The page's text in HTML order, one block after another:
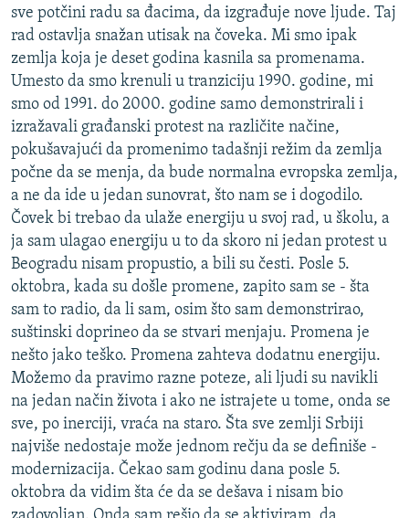
POST SCRIPTUM
MOJA EVROPA
TRI DECENIJE OD RATA U BIH
SVE KARTE DEJTONA
NASTANAK I RASPAD JUGOSLAVIJE
sve potčini radu sa đacima, da izgrađuje nove ljude. Taj
rad ostavlja snažan utisak na čoveka. Mi smo ipak
zemlja koja je deset godina kasnila sa promenama.
Umesto da smo krenuli u tranziciju 1990. godine, mi
smo od 1991. do 2000. godine samo demonstrirali i
izražavali građanski protest na različite načine,
pokušavajući da promenimo tadašnji režim da zemlja
počne da se menja, da bude normalna evropska zemlja,
a ne da ide u jedan sunovrat, što nam se i dogodilo.
Čovek bi trebao da ulaže energiju u svoj rad, u školu, a
ja sam ulagao energiju u to da skoro ni jedan protest u
Beogradu nisam propustio, a bili su česti. Posle 5.
oktobra, kada su došle promene, zapito sam se - šta
sam to radio, da li sam, osim što sam demonstrirao,
suštinski doprineo da se stvari menjaju. Promena je
nešto jako teško. Promena zahteva dodatnu energiju.
Možemo da pravimo razne poteze, ali ljudi su navikli
na jedan način života i ako ne istrajete u tome, onda se
sve, po inerciji, vraća na staro. Šta sve zemlji Srbiji
najviše nedostaje može jednom rečju da se definiše -
modernizacija. Čekao sam godinu dana posle 5.
oktobra da vidim šta će da se dešava i nisam bio